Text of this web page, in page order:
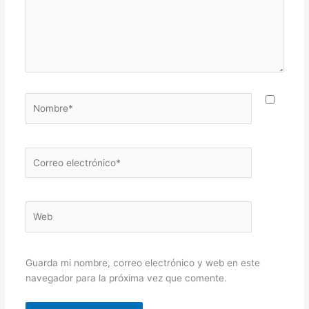
electrónico*
Guarda mi nombre, correo electrónico y web en este
navegador para la próxima vez que comente.